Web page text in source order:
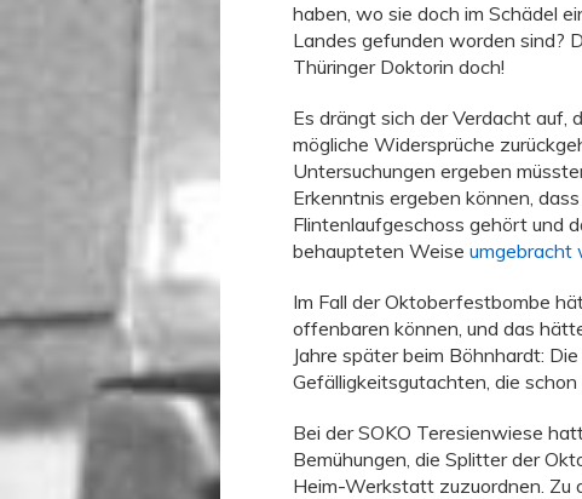
haben, wo sie doch im Schädel
Landes gefunden worden sind?
Thüringer Doktorin doch!
Es drängt sich der Verdacht auf,
mögliche Widersprüche
Untersuchungen ergeben
Erkenntnis ergeben können,
Flintenlaufgeschoss gehört und
behaupteten Weise umgebracht
Im Fall der Oktoberfestbombe
offenbaren können, und das
Jahre später beim Böhnhardt:
Gefälligkeitsgutachten, die
Bei der SOKO Teresienwiese
Bemühungen, die Splitter der
Heim-Werkstatt zuzuordnen. Zu